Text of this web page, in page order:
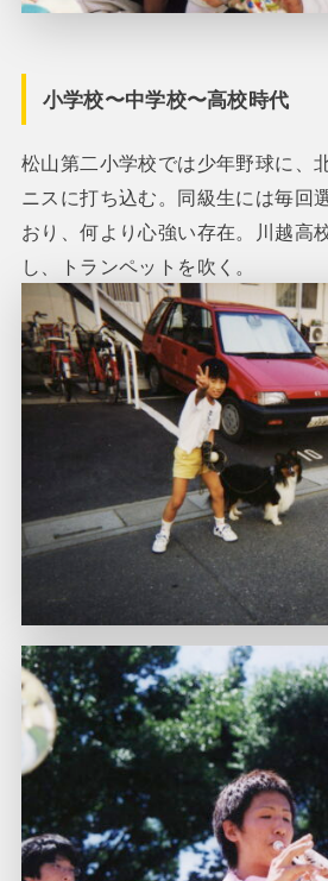
小学校〜中学校〜高校時代
松山第二小学校では少年野球に、
ニスに打ち込む。同級生には毎回
おり、何より心強い存在。川越高
し、トランペットを吹く。